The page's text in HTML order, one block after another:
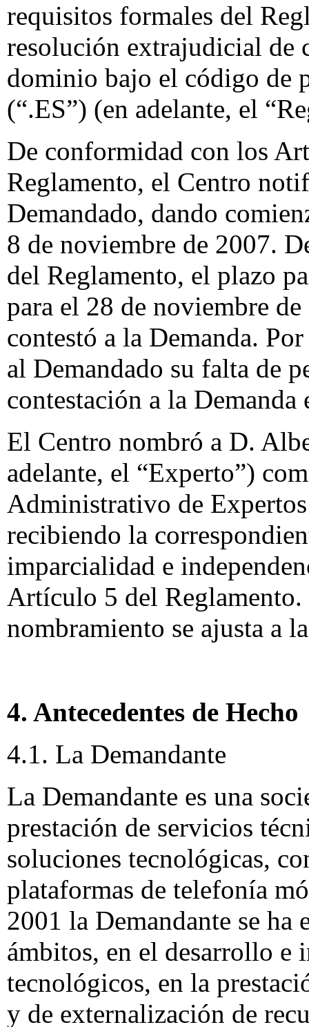
requisitos formales del
resolución extrajudicial de
dominio bajo el código de
(“.ES”) (en adelante, el
De conformidad con los
Reglamento, el Centro
Demandado, dando
8 de noviembre de 2007.
del Reglamento, el plazo
para el 28 de noviembre
contestó a la Demanda.
al Demandado su falta de
contestación a la
El Centro nombró a D.
adelante, el “Experto”)
Administrativo de
recibiendo la
imparcialidad e
Artículo 5 del
nombramiento se ajusta a
4. Antecedentes de Hecho
4.1. La Demandante
La Demandante es una
prestación de servicios
soluciones tecnológicas,
plataformas de telefonía
2001 la Demandante se ha
ámbitos, en el desarrollo e
tecnológicos, en la
y de externalización de